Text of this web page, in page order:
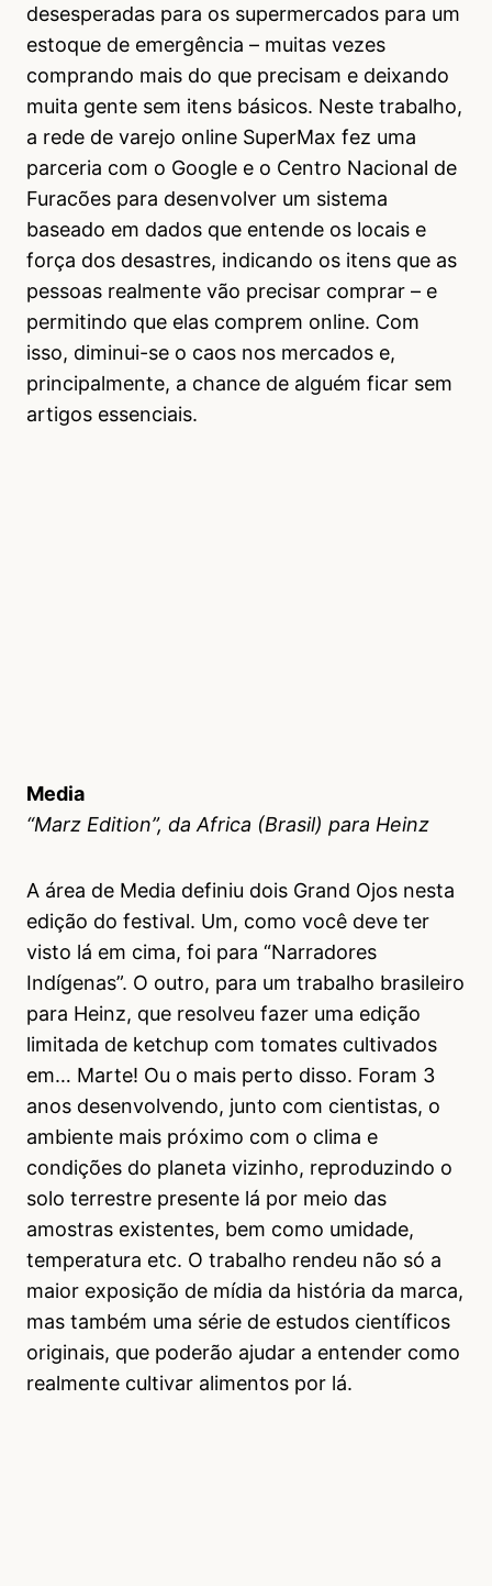
desesperadas para os supermercados para um
estoque de emergência – muitas vezes
comprando mais do que precisam e deixando
muita gente sem itens básicos. Neste trabalho,
a rede de varejo online SuperMax fez uma
parceria com o Google e o Centro Nacional de
Furacões para desenvolver um sistema
baseado em dados que entende os locais e
força dos desastres, indicando os itens que as
pessoas realmente vão precisar comprar – e
permitindo que elas comprem online. Com
isso, diminui-se o caos nos mercados e,
principalmente, a chance de alguém ficar sem
artigos essenciais.
Media
“Marz Edition”, da Africa (Brasil) para Heinz
A área de Media definiu dois Grand Ojos nesta
edição do festival. Um, como você deve ter
visto lá em cima, foi para “Narradores
Indígenas”. O outro, para um trabalho brasileiro
para Heinz, que resolveu fazer uma edição
limitada de ketchup com tomates cultivados
em… Marte! Ou o mais perto disso. Foram 3
anos desenvolvendo, junto com cientistas, o
ambiente mais próximo com o clima e
condições do planeta vizinho, reproduzindo o
solo terrestre presente lá por meio das
amostras existentes, bem como umidade,
temperatura etc. O trabalho rendeu não só a
maior exposição de mídia da história da marca,
mas também uma série de estudos científicos
originais, que poderão ajudar a entender como
realmente cultivar alimentos por lá.